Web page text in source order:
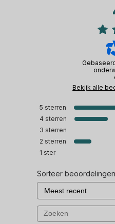
Bekijk alle
5 sterren
4 sterren
3 sterren
2 sterren
1 ster
Sorteer beoordelingen